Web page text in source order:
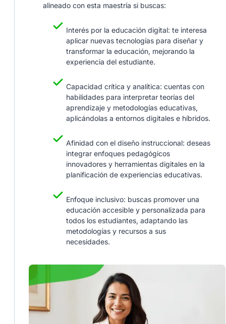
alineado con esta maestría si buscas:
Interés por la educación digital: te interesa
aplicar nuevas tecnologías para diseñar y
transformar la educación, mejorando la
experiencia del estudiante.
Capacidad crítica y analítica: cuentas con
habilidades para interpretar teorías del
aprendizaje y metodologías educativas,
aplicándolas a entornos digitales e híbridos.
Afinidad con el diseño instruccional: deseas
integrar enfoques pedagógicos
innovadores y herramientas digitales en la
planificación de experiencias educativas.
Enfoque inclusivo: buscas promover una
educación accesible y personalizada para
todos los estudiantes, adaptando las
metodologías y recursos a sus
necesidades.